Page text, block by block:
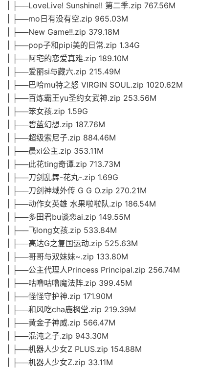
| ├──LoveLive! Sunshine!! 第二季.zip 767.56M
| ├──mo日有没有空.zip 965.03M
| ├──New Game!!.zip 379.18M
| ├──pop子和pipi美的日常.zip 1.34G
| ├──阿宅的恋爱真难.zip 189.10M
| ├──爱丽si与藏六.zip 215.49M
| ├──巴哈mu特之怒 VIRGIN SOUL.zip 1020.62M
| ├──百炼霸王yu圣约女武神.zip 253.56M
| ├──笨女孩.zip 1.59G
| ├──碧蓝幻想.zip 187.76M
| ├──超级索尼子.zip 884.46M
| ├──晨xi公主.zip 353.11M
| ├──此花ting奇谭.zip 713.73M
| ├──刀剑乱舞-花丸-.zip 1.69G
| ├──刀剑神域外传 G G O.zip 270.21M
| ├──动作女英雄 水果啦啦队.zip 186.54M
| ├──多田君bu谈恋ai.zip 149.55M
| ├──飞long女孩.zip 533.84M
| ├──高达G之复国运动.zip 525.63M
| ├──哥哥与双妹妹~.zip 133.80M
| ├──公主代理人Princess Principal.zip 256.74M
| ├──咕噜咕噜魔法阵.zip 399.45M
| ├──怪怪守护神.zip 171.90M
| ├──和风吃cha鹿枫堂.zip 219.39M
| ├──黄金子神威.zip 566.47M
| ├──混沌之子.zip 943.30M
| ├──机器人少女Z PLUS.zip 154.88M
| ├──机器人少女Z.zip 33.11M